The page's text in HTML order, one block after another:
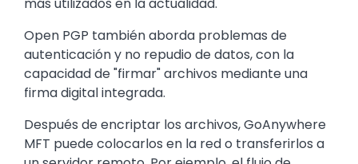
más utilizados en la actualidad.
Open PGP también aborda problemas de
autenticación y no repudio de datos, con la
capacidad de "firmar" archivos mediante una
firma digital integrada.
Después de encriptar los archivos, GoAnywhere
MFT puede colocarlos en la red o transferirlos a